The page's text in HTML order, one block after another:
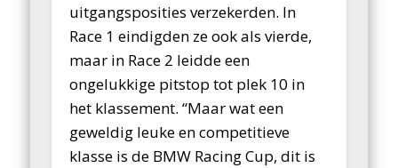
uitgangsposities verzekerden. In
Race 1 eindigden ze ook als vierde,
maar in Race 2 leidde een
ongelukkige pitstop tot plek 10 in
het klassement. “Maar wat een
geweldig leuke en competitieve
klasse is de BMW Racing Cup, dit is